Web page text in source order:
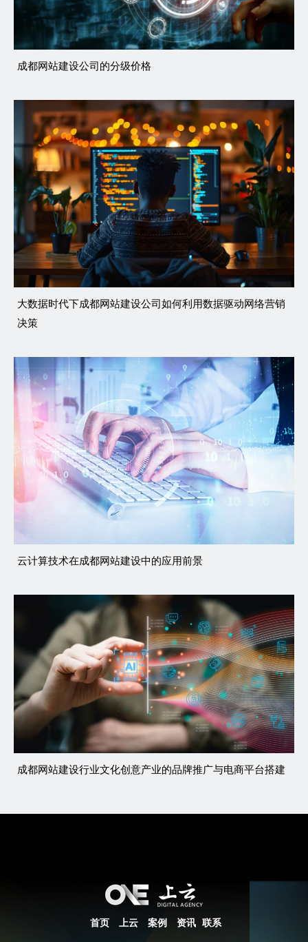
成都网站建设公司的分级价格
大数据时代下成都网站建设公司如何利用数据驱动网络营销
决策
云计算技术在成都网站建设中的应用前景
成都网站建设行业文化创意产业的品牌推广与电商平台搭建
首页 上云 案例 资讯 联系